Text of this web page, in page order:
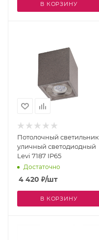
В КОРЗИНУ
Потолочный светильник
уличный светодиодный
Levi 7187 IP65
Достаточно
4 420 ₽/шт
В КОРЗИНУ